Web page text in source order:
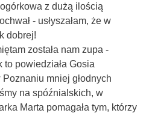
z dużą ilością
- usłyszałam, że w
dobrej!
została nam zupa -
powiedziała Gosia
mniej głodnych
na spóźnialskich, w
Marta pomagała tym, którzy